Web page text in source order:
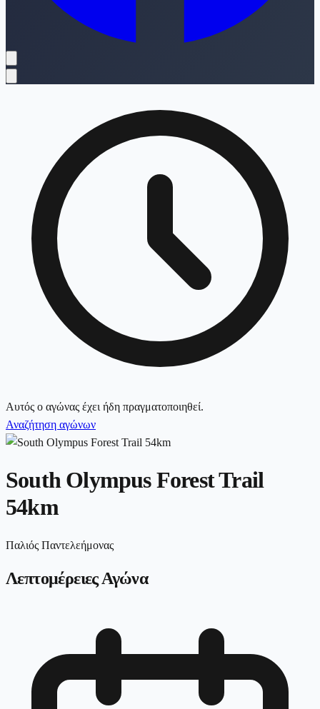
Αυτός ο αγώνας έχει ήδη πραγματοποιηθεί.
Αναζήτηση αγώνων
South Olympus Forest Trail
54km
Παλιός Παντελεήμονας
Λεπτομέρειες Αγώνα